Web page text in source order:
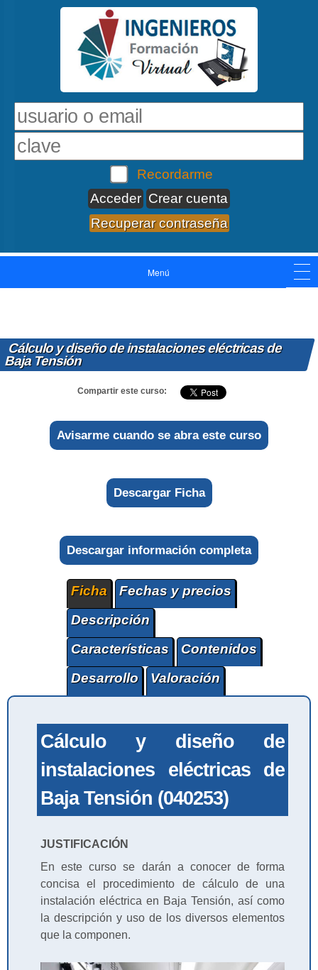
Recordarme
Crear cuenta
Recuperar contraseña
Menú
Cálculo y diseño de instalaciones eléctricas de
Baja Tensión
Compartir este curso:
Avisarme cuando se abra este curso
Descargar Ficha
Descargar información completa
Ficha
Fechas y precios
Descripción
Características
Contenidos
Desarrollo
Valoración
Cálculo y diseño de
instalaciones eléctricas de
Baja Tensión (040253)
JUSTIFICACIÓN
En este curso se darán a conocer de forma
concisa el procedimiento de cálculo de una
instalación eléctrica en Baja Tensión, así como
la descripción y uso de los diversos elementos
que la componen.